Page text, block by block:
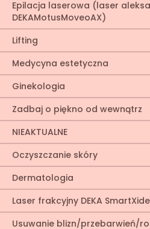
Epilacja laserowa (laser
DEKAMotusMoveoAX)
Lifting
Medycyna estetyczna
Ginekologia
Zadbaj o piękno od wewnątrz
NIEAKTUALNE
Oczyszczanie skóry
Dermatologia
Laser frakcyjny DEKA
Usuwanie blizn/przebarwień/